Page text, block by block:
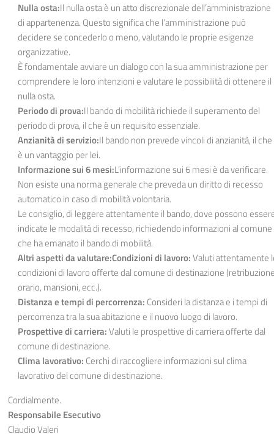
Nulla osta:Il nulla osta è un atto discrezionale dell’amministrazione
di appartenenza. Questo significa che l’amministrazione può
decidere se concederlo o meno, valutando le proprie esigenze
organizzative.
È fondamentale avviare un dialogo con la sua amministrazione per
comprendere le loro intenzioni e valutare le possibilità di ottenere il
nulla osta.
Periodo di prova:Il bando di mobilità richiede il superamento del
periodo di prova, il che è un requisito essenziale.
Anzianità di servizio:Il bando non prevede vincoli di anzianità, il che
è un vantaggio per lei.
Informazione sui 6 mesi:L’informazione sui 6 mesi è da verificare.
Non esiste una norma generale che preveda un diritto di recesso
automatico in caso di mobilità volontaria.
Le consiglio, di leggere attentamente il bando, dove possono
indicate le modalità di recesso, richiedendo informazioni al comune
che ha emanato il bando di mobilità.
Altri aspetti da valutare:Condizioni di lavoro:Valuti attentamente
condizioni di lavoro offerte dal comune di destinazione
orario, mansioni, ecc.).
Distanza e tempi di percorrenza: Consideri la distanza e i tempi di
percorrenza tra la sua abitazione e il nuovo luogo di lavoro.
Prospettive di carriera:Valuti le prospettive di carriera offerte dal
comune di destinazione.
Clima lavorativo: Cerchi di raccogliere informazioni sul clima
lavorativo del comune di destinazione.
Cordialmente.
Responsabile Esecutivo
Claudio Valeri